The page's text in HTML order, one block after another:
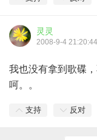
灵灵
2008-9-4 21:20:44
我也没有拿到歌碟
呵。。
支持 反对